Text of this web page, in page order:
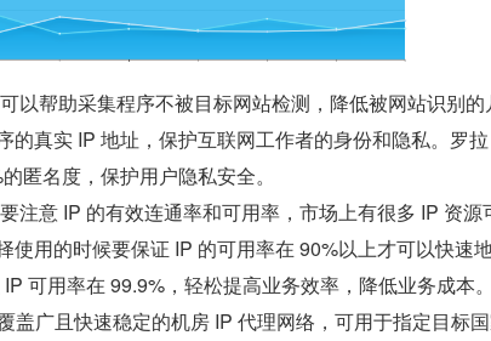
以帮助采集程序不被目标网站检测，降低被网站识别的
的真实 IP 地址，保护互联网工作者的身份和隐私。罗
匿名度，保护用户隐私安全。
注意 IP 的有效连通率和可用率，市场上有很多 IP 资源
使用的时候要保证 IP 的可用率在 90%以上才可以快速
可用率在 99.9%，轻松提高业务效率，降低业务成本。
盖广且快速稳定的机房 IP 代理网络，可用于指定目标